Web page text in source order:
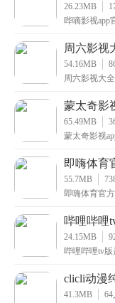
26.23MB
哔嘀影视app
周六影视
54.16MB
周六影视大
源，无
蒙太奇影
65.49MB
蒙太奇影视
即嗨体育
55.7MB
即嗨体育官
级体
哔哩哔哩
24.15MB
哔哩哔哩tv
clicli动漫
41.3MB 64